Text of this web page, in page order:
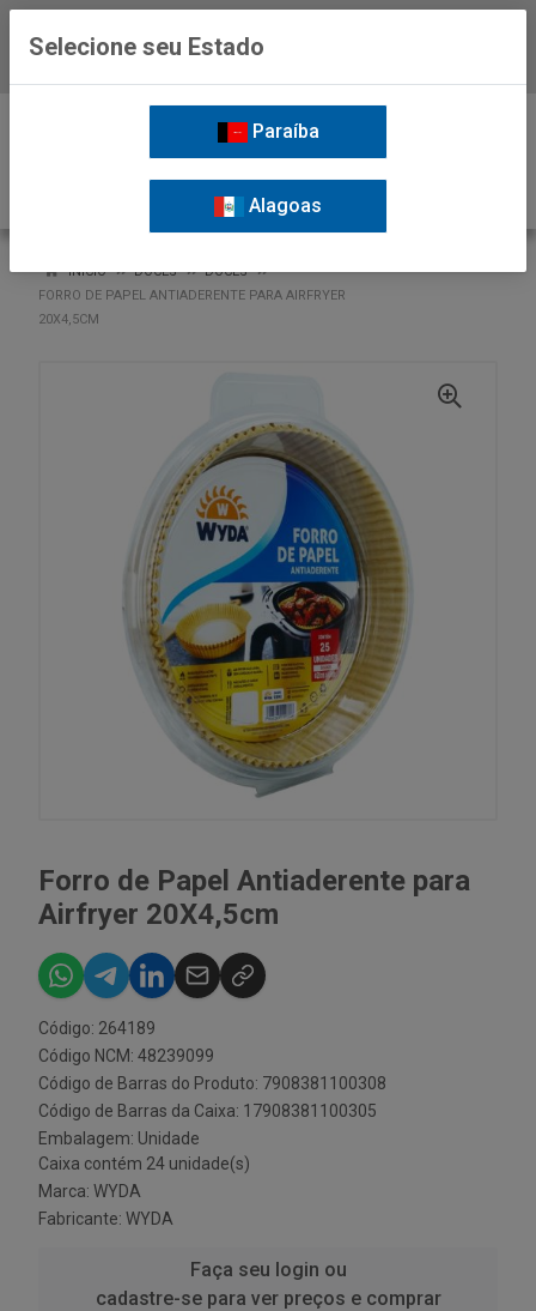
INÍCIO DOCES
DOCES
FORRO DE PAPEL ANTIADERENTE PARA AIRFRYER
20X4,5CM
Forro de Papel Antiaderente para
Airfryer 20X4,5cm
Código: 264189
Código NCM: 48239099
Código de Barras do Produto: 7908381100308
Código de Barras da Caixa: 17908381100305
Embalagem: Unidade
Caixa contém 24 unidade(s)
Marca: WYDA
Fabricante: WYDA
Faça seu login ou
cadastre-se para ver preços e comprar
Selecione seu Estado
Paraíba
Alagoas